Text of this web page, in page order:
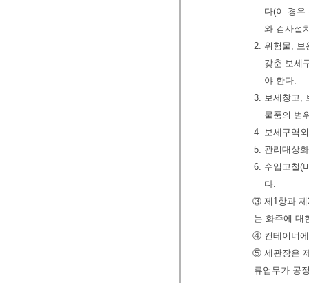
다(이 경우
와 검사절
2. 위험물, 보
갖춘 보세
야 한다.
3. 보세창고,
물품의 범
4. 보세구역
5. 관리대상
6. 수입고철(
다.
③ 제1항과 제
는 화주에 대
④ 컨테이너
⑤ 세관장은
류업무가 공